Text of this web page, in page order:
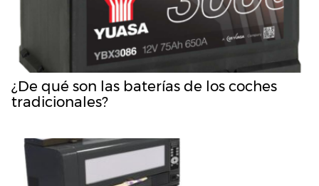
¿De qué son las baterías de los coches
tradicionales?